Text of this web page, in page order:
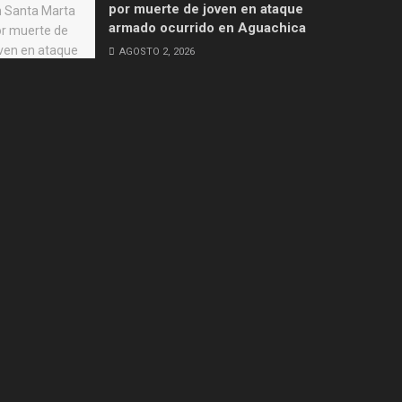
por muerte de joven en ataque
armado ocurrido en Aguachica
AGOSTO 2, 2026